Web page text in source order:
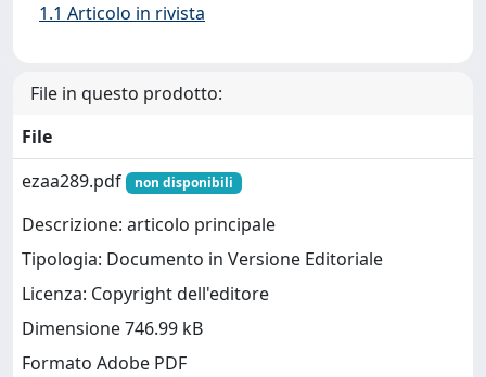
1.1 Articolo in rivista
File in questo prodotto:
File
ezaa289.pdf
non disponibili
Descrizione: articolo principale
Tipologia: Documento in Versione Editoriale
Licenza: Copyright dell'editore
Dimensione 746.99 kB
Formato Adobe PDF